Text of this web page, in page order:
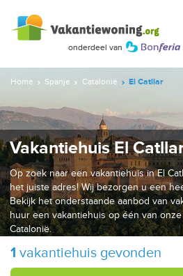
Home Spanje Catalonië El Catllar
Vakantiehuis El
Op zoek naar een vakantiehuis in El
het juiste adres! Wij bezorgen u een
Bekijk het onderstaande aanbod van
huur een vakantiehuis op één van
Catalonië.
1 vakantiehuis gevonden